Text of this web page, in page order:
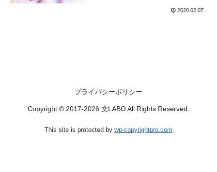
2020.02.07
プライバシーポリシー
Copyright © 2017-2026 文LABO All Rights Reserved.
This site is protected by wp-copyrightpro.com